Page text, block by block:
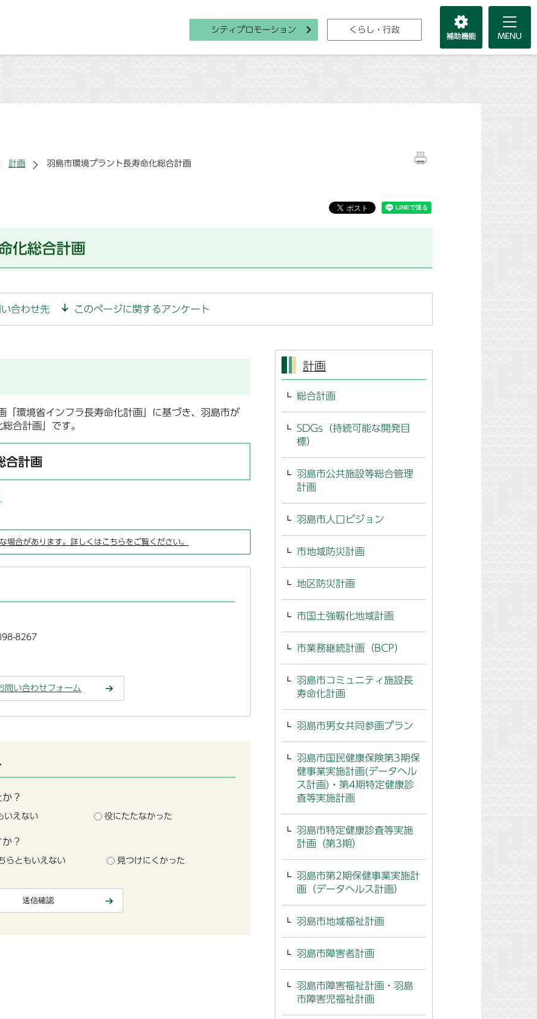
シティプロモーション くらし・行政
計画 羽島市環境プラント長寿命化総合計画
化総合計画
合わせ先 このページに関するアンケート
環境省インフラ長寿命化計画」に基づき、羽島市が
合計画」です。
合計画
場合があります。詳しくはこちらをご覧ください。
8267
問い合わせフォーム
？
いえない 役にたたなかった
？
らともいえない 見つけにくかった
計画
総合計画
SDGs（持続可能な開発目
標）
羽島市公共施設等総合管理
計画
羽島市人口ビジョン
市地域防災計画
地区防災計画
市国土強靱化地域計画
市業務継続計画（BCP）
羽島市コミュニティ施設長
寿命化計画
羽島市男女共同参画プラン
羽島市国民健康保険第3期保
健事業実施計画(データヘル
ス計画)・第4期特定健康診
査等実施計画
羽島市特定健康診査等実施
計画（第3期）
羽島市第2期保健事業実施計
画（データヘルス計画）
羽島市地域福祉計画
羽島市障害者計画
羽島市障害福祉計画・羽島
市障害児福祉計画